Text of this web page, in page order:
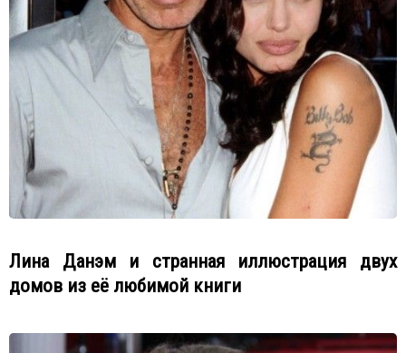
Лина Данэм и странная иллюстрация двух
домов из её любимой книги